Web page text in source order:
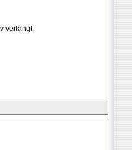
verlangt.